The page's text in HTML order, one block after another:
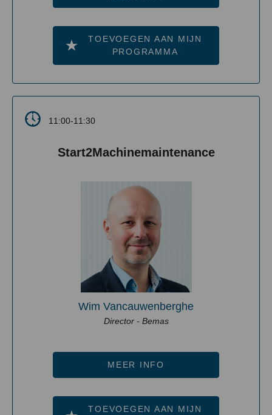
TOEVOEGEN AAN MIJN
PROGRAMMA
11:00-11:30
Start2Machinemaintenance
Wim Vancauwenberghe
Director - Bemas
MEER INFO
TOEVOEGEN AAN MIJN